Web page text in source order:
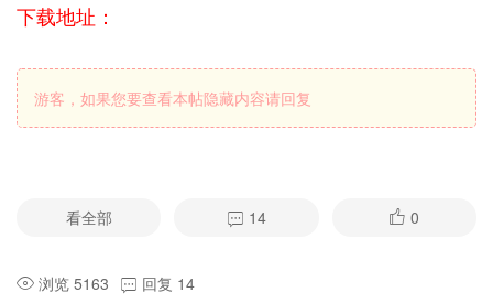
下载地址：
游客，如果您要查看本帖隐藏内容请回复
看全部 14 0
浏览 5163 回复 14